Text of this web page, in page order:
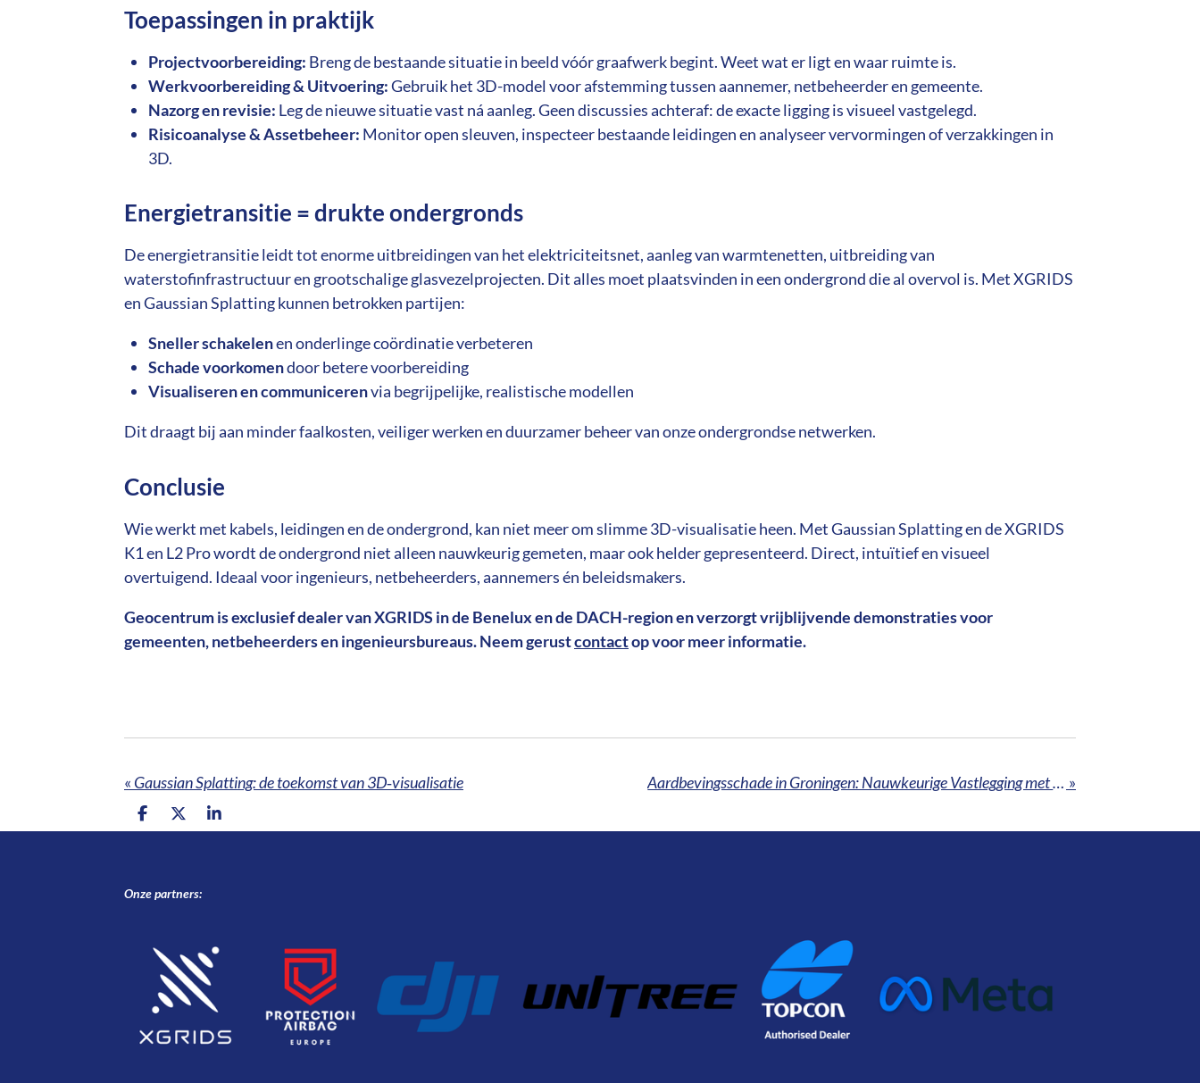
Toepassingen in praktijk
Projectvoorbereiding: Breng de bestaande situatie in beeld vóór graafwerk begint. Weet wat er ligt en waar ruimte is.
Werkvoorbereiding & Uitvoering:Gebruik het 3D-model voor afstemming tussen aannemer, netbeheerder en gemeente.
Nazorg en revisie: Leg de nieuwe situatie vast ná aanleg. Geen discussies achteraf: de exacte ligging is visueel vastgelegd.
Risicoanalyse & Assetbeheer: Monitor open sleuven, inspecteer bestaande leidingen en analyseer vervormingen of verzakkingen in
3D.
Energietransitie = drukte ondergronds
De energietransitie leidt tot enorme uitbreidingen van het elektriciteitsnet, aanleg van warmtenetten, uitbreiding van
waterstofinfrastructuur en grootschalige glasvezelprojecten. Dit alles moet plaatsvinden in een ondergrond die al overvol is. Met XGRIDS
en Gaussian Splatting kunnen betrokken partijen:
Sneller schakelenen onderlinge coördinatie verbeteren
Schade voorkomendoor betere voorbereiding
Visualiseren en communicerenvia begrijpelijke, realistische modellen
Dit draagt bij aan minder faalkosten, veiliger werken en duurzamer beheer van onze ondergrondse netwerken.
Conclusie
Wie werkt met kabels, leidingen en de ondergrond, kan niet meer om slimme 3D-visualisatie heen. Met Gaussian Splatting en de XGRIDS
K1 en L2 Pro wordt de ondergrond niet alleen nauwkeurig gemeten, maar ook helder gepresenteerd. Direct, intuïtief en visueel
overtuigend. Ideaal voor ingenieurs, netbeheerders, aannemers én beleidsmakers.
Geocentrum is exclusief dealer van XGRIDS in de Benelux en de DACH-region en verzorgt vrijblijvende demonstraties voor
gemeenten, netbeheerders en ingenieursbureaus. Neem gerustcontactop voor meer informatie.
« Gaussian Splatting: de toekomst van 3D‑visualisatie Aardbevingsschade in Groningen: Nauwkeurige Vastlegging met XGRIDS Handheld LiDAR en Gaussian Splatting »
D
e
D
e
S
h
Onze partners: